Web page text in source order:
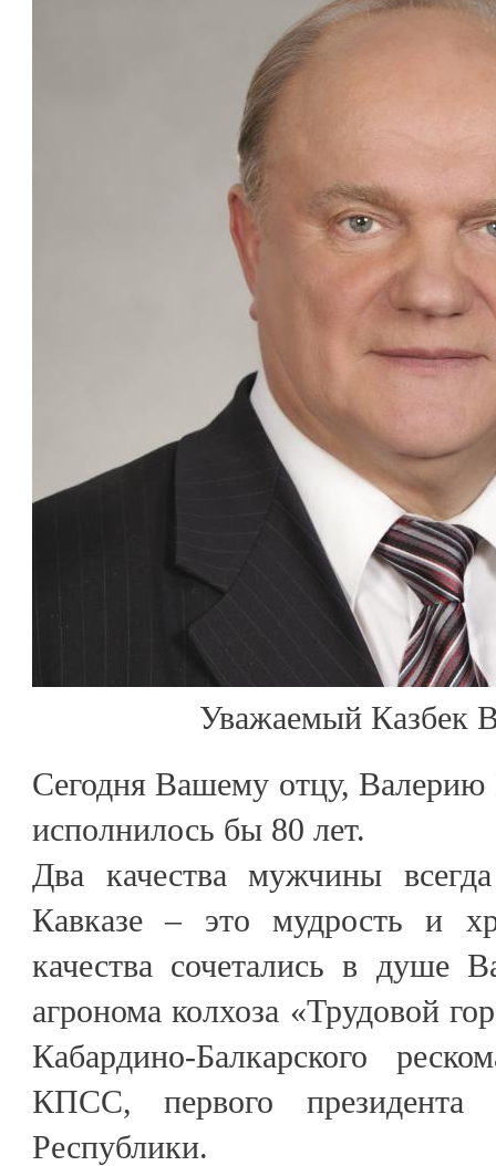
Уважаемый Казбек
Сегодня Вашему отцу,
исполнилось бы 80 лет.
Два качества мужчины
Кавказе – это мудрость и
качества сочетались в душе
агронома колхоза «Трудовой
Кабардино-Балкарского
КПСС, первого президента
Республики.